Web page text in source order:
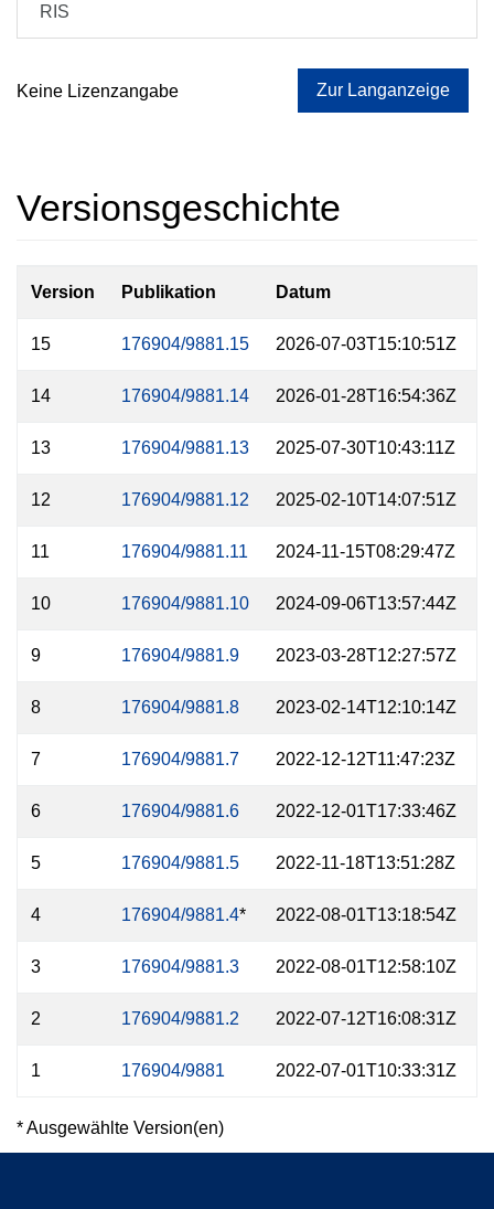
RIS
Keine Lizenzangabe Zur Langanzeige
Versionsgeschichte
Version Publikation Datum
15 176904/9881.15 2026-07-03T15:10:51Z
14 176904/9881.14 2026-01-28T16:54:36Z
13 176904/9881.13 2025-07-30T10:43:11Z
12 176904/9881.12 2025-02-10T14:07:51Z
11 176904/9881.11 2024-11-15T08:29:47Z
10 176904/9881.10 2024-09-06T13:57:44Z
9 176904/9881.9 2023-03-28T12:27:57Z
8 176904/9881.8 2023-02-14T12:10:14Z
7 176904/9881.7 2022-12-12T11:47:23Z
6 176904/9881.6 2022-12-01T17:33:46Z
5 176904/9881.5 2022-11-18T13:51:28Z
4 176904/9881.4* 2022-08-01T13:18:54Z
3 176904/9881.3 2022-08-01T12:58:10Z
2 176904/9881.2 2022-07-12T16:08:31Z
1 176904/9881 2022-07-01T10:33:31Z
* Ausgewählte Version(en)